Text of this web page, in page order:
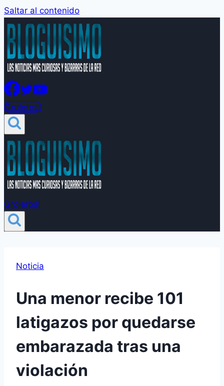
Saltar al contenido
Groleros!
Groleros!
Noticia
Una menor recibe 101
latigazos por quedarse
embarazada tras una
violación